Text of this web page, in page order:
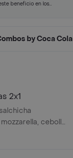
beneficio en los
by Coca Cola
2x1
cebolla
ala francesa,